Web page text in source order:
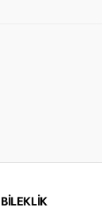
BİLEKLİK